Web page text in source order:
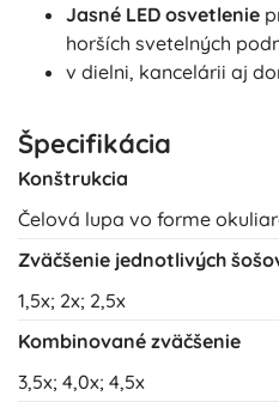
Jasné LED osvetlenie
horších svetelných
v dielni, kancelárii aj
Špecifikácia
Konštrukcia
Čelová lupa vo forme
Zväčšenie jednotlivých
1,5x; 2x; 2,5x
Kombinované zväčšenie
3,5x; 4,0x; 4,5x